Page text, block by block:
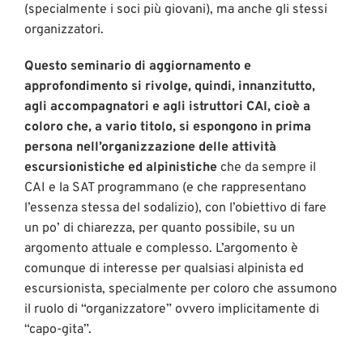
(specialmente i soci più giovani), ma anche gli stessi
organizzatori.
Questo seminario di aggiornamento e
approfondimento si rivolge, quindi, innanzitutto,
agli accompagnatori e agli istruttori CAI, cioè a
coloro che, a vario titolo, si espongono in prima
persona nell’organizzazione delle attività
escursionistiche ed alpinisticheche da sempre il
CAI e la SAT programmano (e che rappresentano
l’essenza stessa del sodalizio), con l’obiettivo di fare
un po’ di chiarezza, per quanto possibile, su un
argomento attuale e complesso. L’argomento è
comunque di interesse per qualsiasi alpinista ed
escursionista, specialmente per coloro che assumono
il ruolo di “organizzatore” ovvero implicitamente di
“capo-gita”.